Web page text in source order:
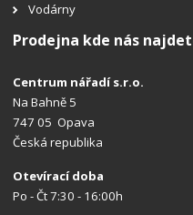
Vodárny
Prodejna kde nás
Centrum nářadí s.r.o.
Na Bahně 5
747 05 Opava
Česká republika
Otevírací doba
Po - Čt 7:30 - 16:00h